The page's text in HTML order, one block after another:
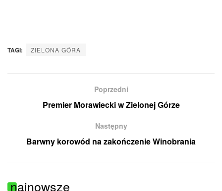
TAGI: ZIELONA GÓRA
Poprzedni
Premier Morawiecki w Zielonej Górze
Następny
Barwny korowód na zakończenie Winobrania
najnowsze